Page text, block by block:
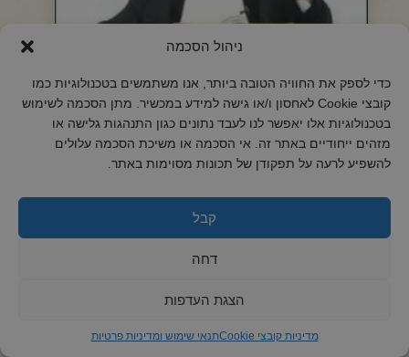
ניהול הסכמה
כדי לספק את החוויה הטובה ביותר, אנו משתמשים בטכנולוגיות כמו
קובצי Cookie לאחסון ו/או גישה למידע במכשיר. מתן הסכמה לשימוש
בטכנולוגיות אלו יאפשר לנו לעבד נתונים כגון התנהגות גלישה או
מזהים ייחודיים באתר זה. אי הסכמה או משיכת הסכמה עלולים
להשפיע לרעה על תפקודן של תכונות מסוימות באתר.
קבל
דחה
הצגת העדפות
מדיניות קובצי Cookie תנאי שימוש ומדיניות פרטיות